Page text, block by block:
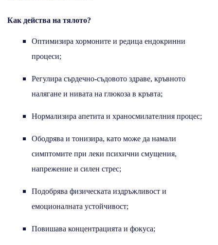
Как действа на тялото?
Оптимизира хормоните и редица ендокринни
процеси;
Регулира сърдечно-съдовото здраве, кръвното
налягане и нивата на глюкоза в кръвта;
Нормализира апетита и храносмилателния процес;
Ободрява и тонизира, като може да намали
симптомите при леки психични смущения,
напрежение и силен стрес;
Подобрява физическата издръжливост и
емоционалната устойчивост;
Повишава концентрацията и фокуса;